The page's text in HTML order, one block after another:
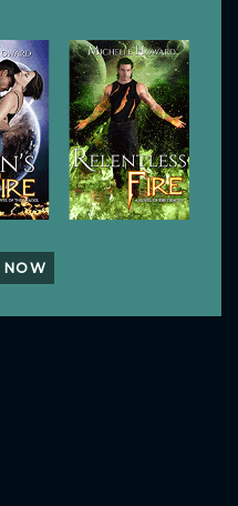
NOW